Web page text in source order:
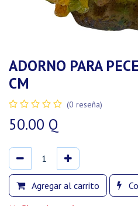
ADORNO PARA
CM
(0 reseña)
50.00 Q
Agregar al carrito